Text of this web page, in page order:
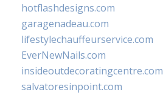
hotflashdesigns.com
garagenadeau.com
lifestylechauffeurservice.com
EverNewNails.com
insideoutdecoratingcentre.com
salvatoresinpoint.com